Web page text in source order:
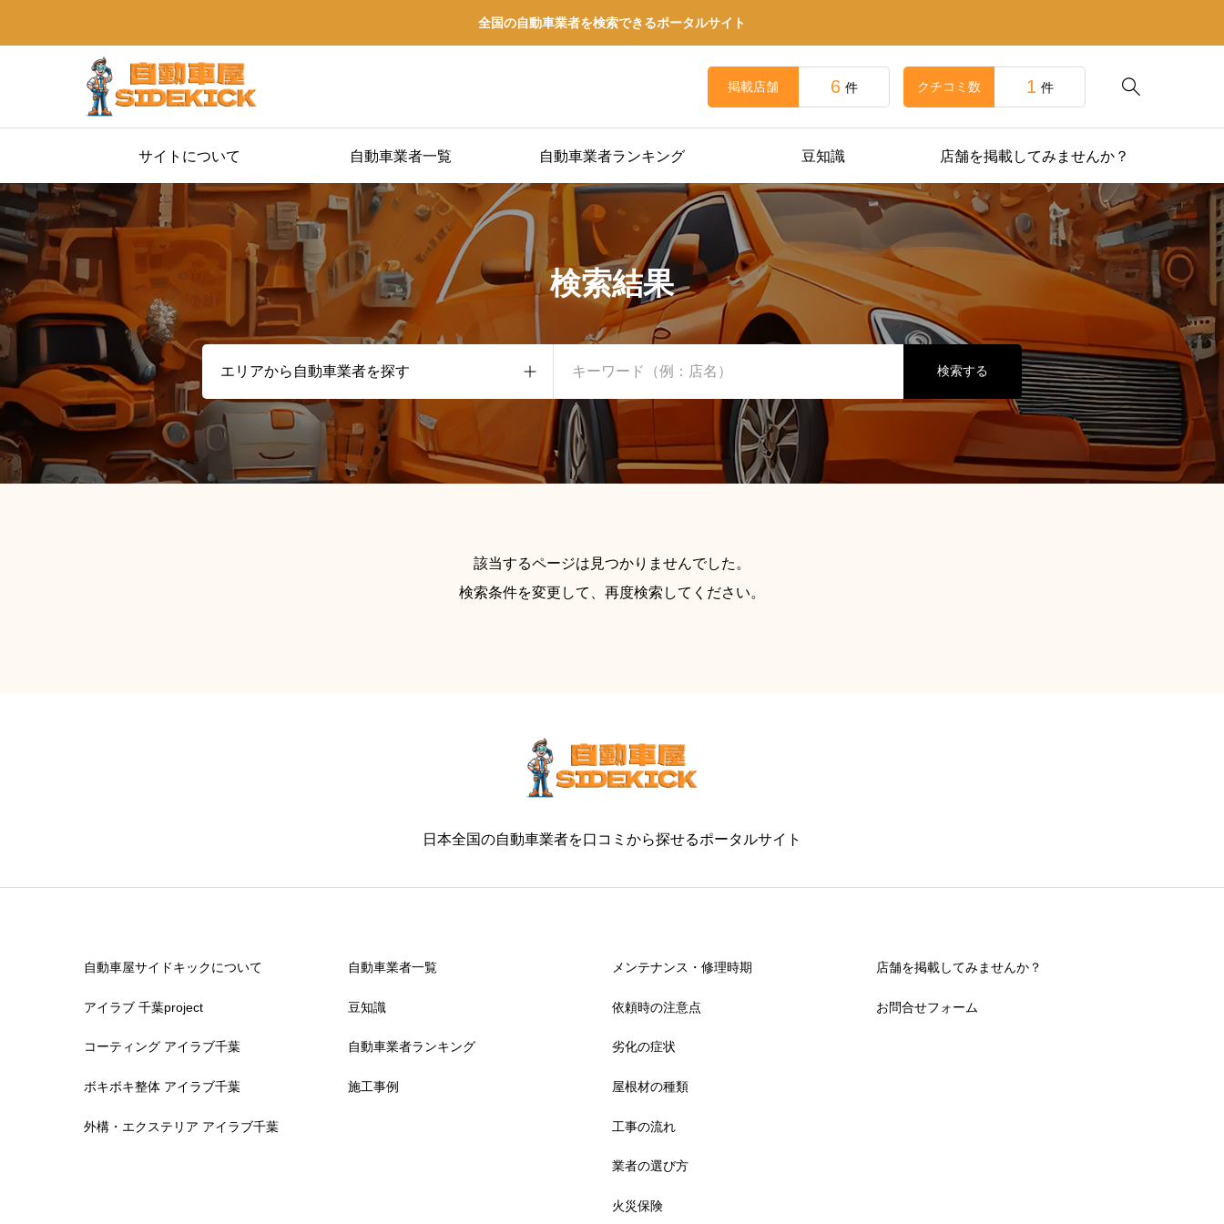
全国の自動車業者を検索できるポータルサイト

掲載店舗 6 件 クチコミ数 1 件
サイトについて 自動車業者一覧 自動車業者ランキング 豆知識 店舗を掲載してみませんか？
検索結果
検索する
該当するページは見つかりませんでした。
検索条件を変更して、再度検索してください。
日本全国の自動車業者を口コミから探せるポータルサイト
自動車屋サイドキックについて
アイラブ 千葉project
コーティング アイラブ千葉
ボキボキ整体 アイラブ千葉
外構・エクステリア アイラブ千葉
自動車業者一覧
豆知識
自動車業者ランキング
施工事例
メンテナンス・修理時期
依頼時の注意点
劣化の症状
屋根材の種類
工事の流れ
業者の選び方
火災保険
店舗を掲載してみませんか？
お問合せフォーム